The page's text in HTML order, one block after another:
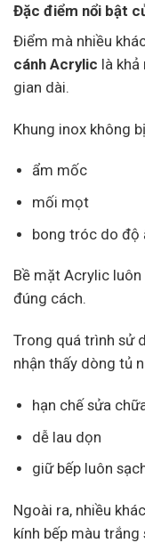
Đặc điểm nổi bật
Điểm mà nhiều
cánh Acrylic là
gian dài.
Khung inox không
ẩm mốc
mối mọt
bong tróc do độ
Bề mặt Acrylic
đúng cách.
Trong quá trình sử
nhận thấy dòng tủ
hạn chế sửa
dễ lau dọn
giữ bếp luôn
Ngoài ra, nhiều
kính bếp màu